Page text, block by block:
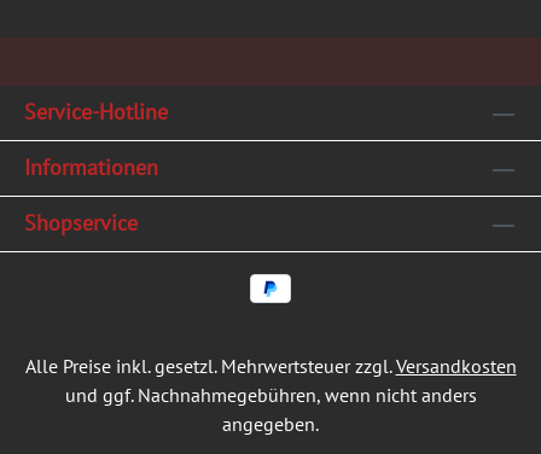
Service-Hotline
Informationen
Shopservice
Alle Preise inkl. gesetzl. Mehrwertsteuer zzgl.Versandkosten
und ggf. Nachnahmegebühren, wenn nicht anders
angegeben.